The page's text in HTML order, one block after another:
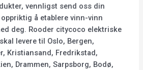
vennligst send oss din
å etablere vinn-vinn
deg. Rooder citycoco elektriske
levere til Oslo, Bergen,
Kristiansand, Fredrikstad,
Drammen, Sarpsborg, Bodø,